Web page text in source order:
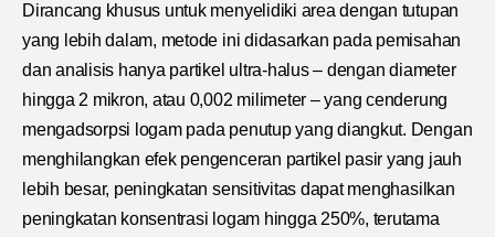
Dirancang khusus untuk menyelidiki area dengan tutupan
yang lebih dalam, metode ini didasarkan pada pemisahan
dan analisis hanya partikel ultra-halus – dengan diameter
hingga 2 mikron, atau 0,002 milimeter – yang cenderung
mengadsorpsi logam pada penutup yang diangkut. Dengan
menghilangkan efek pengenceran partikel pasir yang jauh
lebih besar, peningkatan sensitivitas dapat menghasilkan
peningkatan konsentrasi logam hingga 250%, terutama